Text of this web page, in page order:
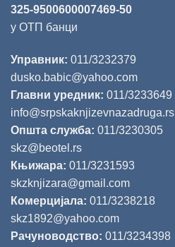
325-9500600007469-50
у ОТП банци
Управник: 011/3232379
dusko.babic@yahoo.com
Главни уредник: 011/3233649
info@srpskaknjizevnazadruga.rs
Општа служба: 011/3230305
skz@beotel.rs
Књижара: 011/3231593
skzknjizara@gmail.com
Комерцијала: 011/3238218
skz1892@yahoo.com
Рачуноводство: 011/3234398